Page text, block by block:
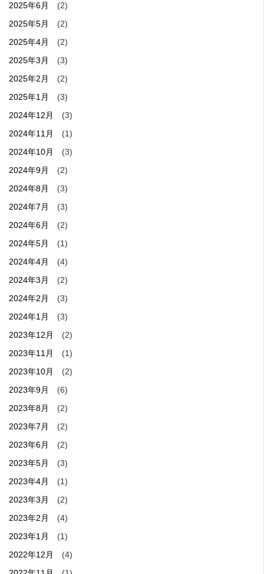
2025年6月
(2)
2025年5月
(2)
2025年4月
(2)
2025年3月
(3)
2025年2月
(2)
2025年1月
(3)
2024年12月
(3)
2024年11月
(1)
2024年10月
(3)
2024年9月
(2)
2024年8月
(3)
2024年7月
(3)
2024年6月
(2)
2024年5月
(1)
2024年4月
(4)
2024年3月
(2)
2024年2月
(3)
2024年1月
(3)
2023年12月
(2)
2023年11月
(1)
2023年10月
(2)
2023年9月
(6)
2023年8月
(2)
2023年7月
(2)
2023年6月
(2)
2023年5月
(3)
2023年4月
(1)
2023年3月
(2)
2023年2月
(4)
2023年1月
(1)
2022年12月
(4)